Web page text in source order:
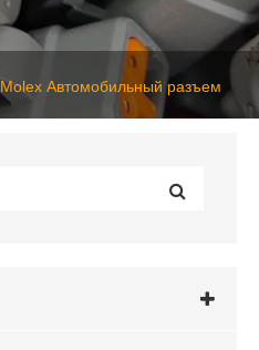
Molex Автомобильный разъем